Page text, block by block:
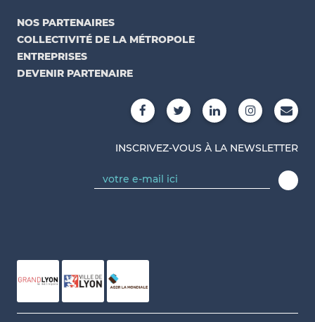
NOS PARTENAIRES
COLLECTIVITÉ DE LA MÉTROPOLE
ENTREPRISES
DEVENIR PARTENAIRE
INSCRIVEZ-VOUS À LA NEWSLETTER